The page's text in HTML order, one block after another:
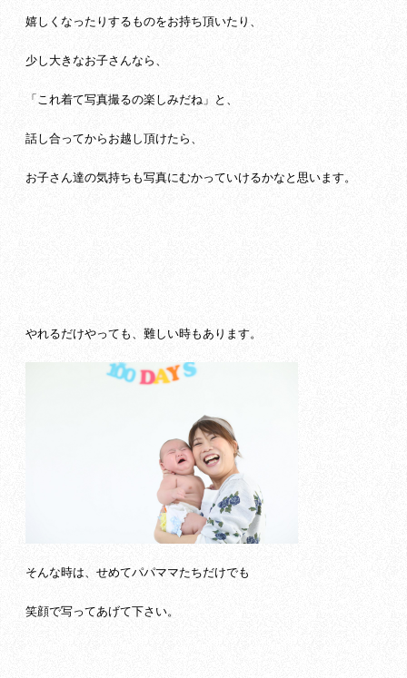
嬉しくなったりするものをお持ち頂いたり、
少し大きなお子さんなら、
「これ着て写真撮るの楽しみだね」と、
話し合ってからお越し頂けたら、
お子さん達の気持ちも写真にむかっていけるかなと思います。
やれるだけやっても、難しい時もあります。
そんな時は、せめてパパママたちだけでも
笑顔で写ってあげて下さい。